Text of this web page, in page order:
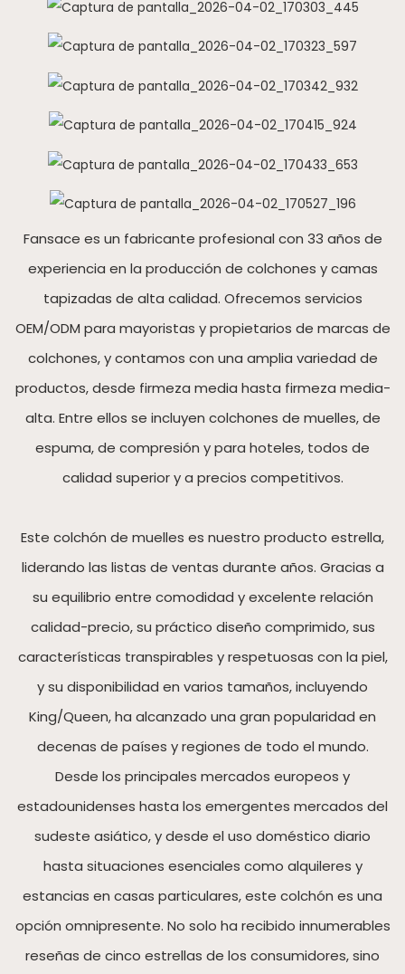
Fansace es un fabricante profesional con 33 años de
experiencia en la producción de colchones y camas
tapizadas de alta calidad. Ofrecemos servicios
OEM/ODM para mayoristas y propietarios de marcas de
colchones, y contamos con una amplia variedad de
productos, desde firmeza media hasta firmeza media-
alta. Entre ellos se incluyen colchones de muelles, de
espuma, de compresión y para hoteles, todos de
calidad superior y a precios competitivos.
Este colchón de muelles es nuestro producto estrella,
liderando las listas de ventas durante años. Gracias a
su equilibrio entre comodidad y excelente relación
calidad-precio, su práctico diseño comprimido, sus
características transpirables y respetuosas con la piel,
y su disponibilidad en varios tamaños, incluyendo
King/Queen, ha alcanzado una gran popularidad en
decenas de países y regiones de todo el mundo.
Desde los principales mercados europeos y
estadounidenses hasta los emergentes mercados del
sudeste asiático, y desde el uso doméstico diario
hasta situaciones esenciales como alquileres y
estancias en casas particulares, este colchón es una
opción omnipresente. No solo ha recibido innumerables
reseñas de cinco estrellas de los consumidores, sino